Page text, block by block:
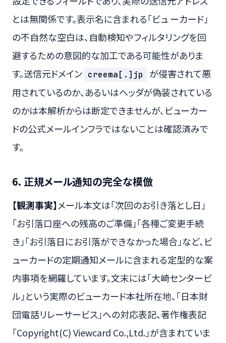
とは無関係です。表示名に含まれる「ビュ ーカード」
の不自然な空白は、自動検知やフィルタリングを回
避するための意図的な加工である可能性がありま
す。送信元ドメイン creema[.]jp
が侵害されて悪
用されているのか、あるいはヘッダが偽装されている
のかは本解析からは断定できませんが、ビューカー
ドの公式メールインフラではないことは確認済みで
す。
6. 正規メール通知の完全な模倣
【観測事実】メール本文は「次回のお引き落とし日」
「お引落口座への残高のご準備」「各種ご変更手続
き」「お引落日にお引落ができなかった場合」など、ビ
ューカードの定期通知メールに含まれる定型的な案
内事項を網羅しています。文末には「大崎センタービ
ル」という実際のビューカード本社所在地、「日本財
団電話リレーサービス」への対応表記、著作権表記
「Copyright(C) Viewcard Co.,Ltd.」が含まれていま